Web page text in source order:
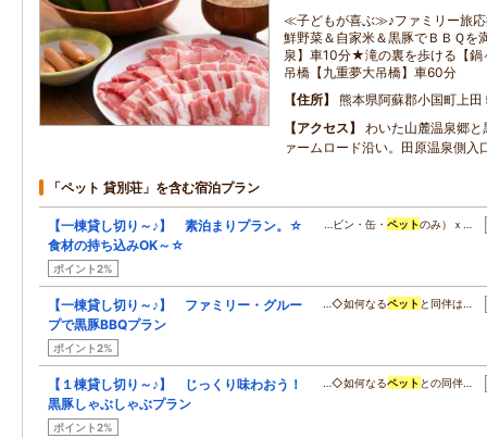
≪子どもが喜ぶ≫♪ファミリー旅
鮮野菜＆自家米＆黒豚でＢＢＱ
泉】車10分★滝の裏を歩ける【
吊橋【九重夢大吊橋】車60分
住所
熊本県阿蘇郡小国町上
アクセス
わいた山麓温泉郷
ァームロード沿い。田原温泉側入
「ペット 貸別荘」を含む宿泊プラン
【一棟貸し切り～♪】 素泊まりプラン。☆
食材の持ち込みOK～☆
ポイント2%
…ビン・缶・ ペットのみ）ｘ…
【一棟貸し切り～♪】 ファミリー・グルー
プで黒豚BBQプラン
ポイント2%
…◇如何なるペット と同伴は…
【１棟貸し切り～♪】 じっくり味わおう！
黒豚しゃぶしゃぶプラン
ポイント2%
…◇如何なるペット との同伴…